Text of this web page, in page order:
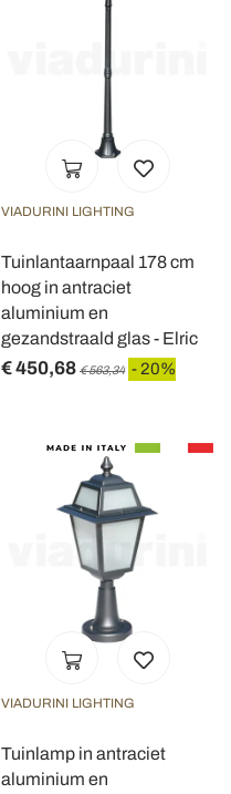
VIADURINI LIGHTING
Tuinlantaarnpaal 178 cm
hoog in antraciet
aluminium en
gezandstraald glas - Elric
€ 450,68 € 563,34 - 20%
VIADURINI LIGHTING
Tuinlamp in antraciet
aluminium en